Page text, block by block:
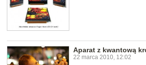
Aparat z kwantową
22 marca 2010, 12:02